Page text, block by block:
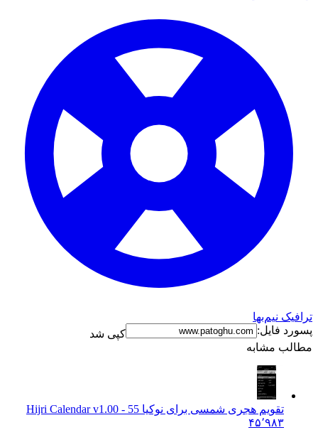
نیم‌بها
فایل:
کپی شد
مشابه
تقویم هجری شمسی برای نوکیا 55 - Hijri Calendar v1.00
۴۵٬۹۸۳